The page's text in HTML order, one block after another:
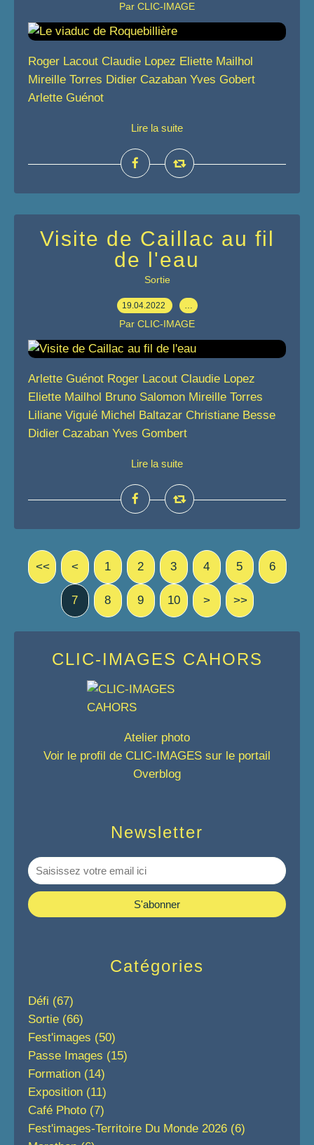
Par CLIC-IMAGE
Roger Lacout Claudie Lopez Eliette Mailhol
Mireille Torres Didier Cazaban Yves Gobert
Arlette Guénot
Lire la suite
Visite de Caillac au fil
de l'eau
Sortie
19.04.2022 …
Par CLIC-IMAGE
Arlette Guénot Roger Lacout Claudie Lopez
Eliette Mailhol Bruno Salomon Mireille Torres
Liliane Viguié Michel Baltazar Christiane Besse
Didier Cazaban Yves Gombert
Lire la suite
<< < 1 2 3 4 5 6
7 8 9 10 > >>
Newsletter
Catégories
Défi (67)
Sortie (66)
Fest'images (50)
Passe Images (15)
Formation (14)
Exposition (11)
Café Photo (7)
Fest'images-Territoire Du Monde 2026 (6)
CLIC-IMAGES CAHORS
Atelier photo
Voir le profil de CLIC-IMAGES sur le portail
Overblog